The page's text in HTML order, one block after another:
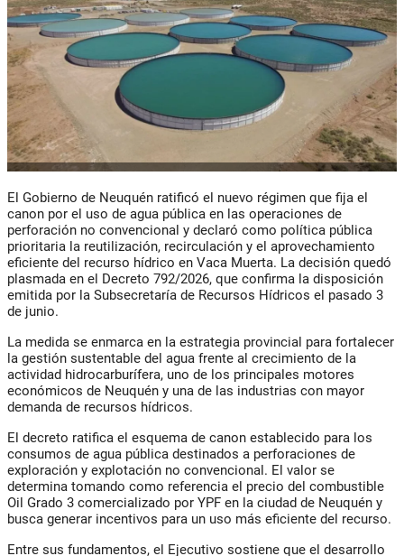
El Gobierno de Neuquén ratificó el nuevo régimen que fija el
canon por el uso de agua pública en las operaciones de
perforación no convencional y declaró como política pública
prioritaria la reutilización, recirculación y el aprovechamiento
eficiente del recurso hídrico en Vaca Muerta. La decisión quedó
plasmada en el Decreto 792/2026, que confirma la disposición
emitida por la Subsecretaría de Recursos Hídricos el pasado 3
de junio.
La medida se enmarca en la estrategia provincial para fortalecer
la gestión sustentable del agua frente al crecimiento de la
actividad hidrocarburífera, uno de los principales motores
económicos de Neuquén y una de las industrias con mayor
demanda de recursos hídricos.
El decreto ratifica el esquema de canon establecido para los
consumos de agua pública destinados a perforaciones de
exploración y explotación no convencional. El valor se
determina tomando como referencia el precio del combustible
Oil Grado 3 comercializado por YPF en la ciudad de Neuquén y
busca generar incentivos para un uso más eficiente del recurso.
Entre sus fundamentos, el Ejecutivo sostiene que el desarrollo